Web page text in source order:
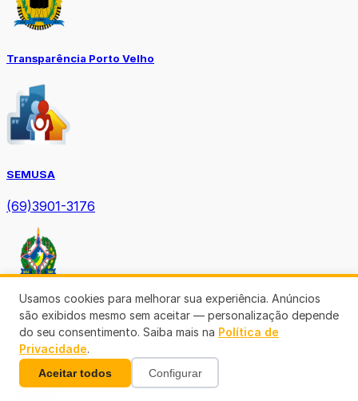
Transparência Porto Velho
SEMUSA
(69)3901-3176
Diário Oficial TCE-RO
Usamos cookies para melhorar sua experiência. Anúncios
são exibidos mesmo sem aceitar — personalização depende
do seu consentimento. Saiba mais na Política de
Privacidade.
Aceitar todos Configurar